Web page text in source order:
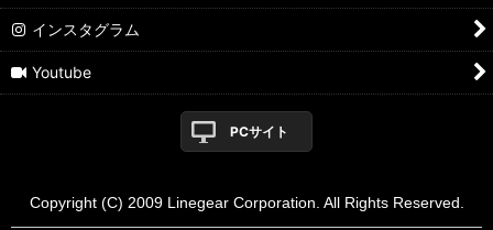
インスタグラム
Youtube
PCサイト
Copyright (C) 2009 Linegear Corporation. All Rights Reserved.